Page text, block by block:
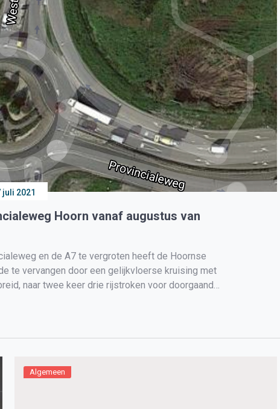
juli 2021
Hoorn vanaf augustus van
en de A7 te vergroten heeft de Hoornse
te vervangen door een gelijkvloerse kruising met
naar twee keer drie rijstroken voor doorgaand
[…]
Algemeen